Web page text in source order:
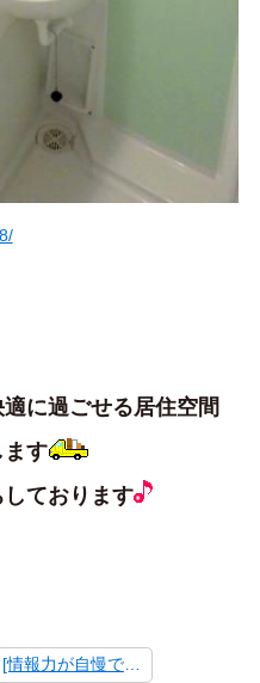
に過ごせる居住空間
す
ております
[情報力が自慢です！] 次の記事 ＞